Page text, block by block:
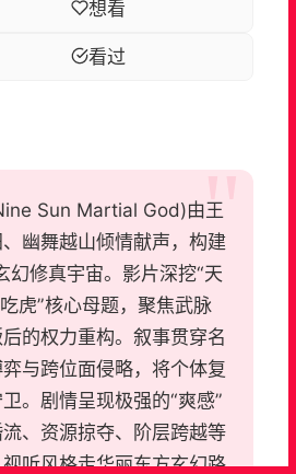
想看
看过
Sun Martial God)由王
幽舞越山倾情献声，构建
幻修真宇宙。影片深挖“天
虎”核心母题，聚焦武脉
的权力重构。叙事贯穿名
与跨位面侵略，将个体复
。剧情呈现极强的“爽感”
、资源掠夺、阶层跨越等
听风格走华丽东方玄幻路